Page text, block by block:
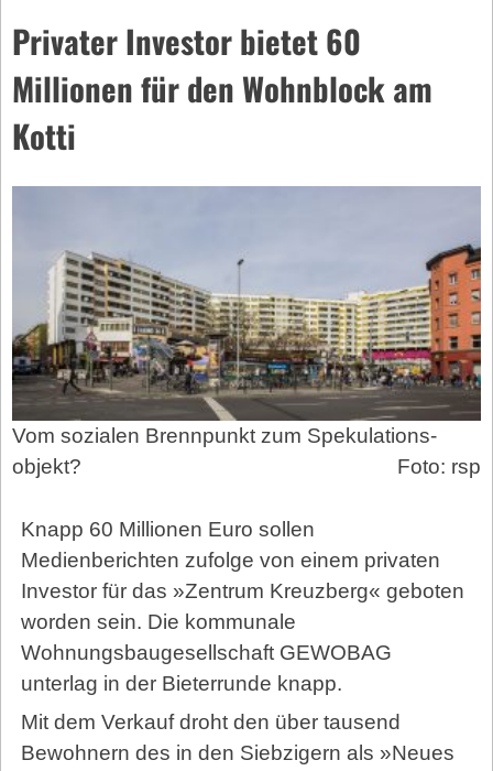
Privater Investor bietet 60
Millionen für den Wohnblock am
Kotti
Vom sozialen Brennpunkt zum Spekulations­
objekt?
Foto: rsp
Knapp 60 Millionen Euro sollen
Medienberichten zufolge von einem privaten
Investor für das »Zentrum Kreuzberg« geboten
worden sein. Die kommunale
Wohnungsbaugesellschaft GEWOBAG
unterlag in der Bieterrunde knapp.
Mit dem Verkauf droht den über tausend
Bewohnern des in den Siebzigern als »Neues